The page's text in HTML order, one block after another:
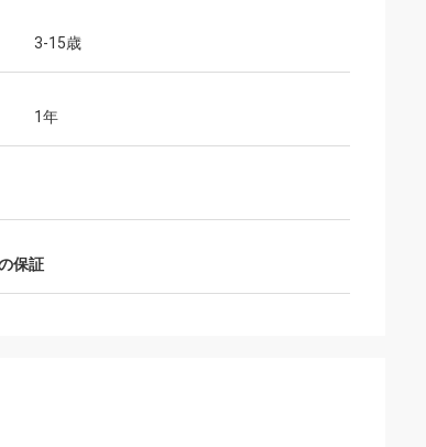
3-15歳
1年
保証